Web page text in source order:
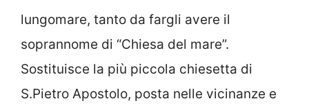
lungomare, tanto da fargli avere il
soprannome di “Chiesa del mare”.
Sostituisce la più piccola chiesetta di
S.Pietro Apostolo, posta nelle vicinanze e